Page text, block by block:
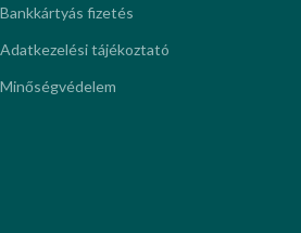
Bankkártyás fizetés
Adatkezelési tájékoztató
Minőségvédelem